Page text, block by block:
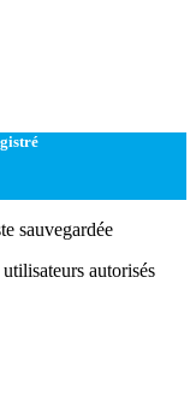
sauvegardée
autorisés